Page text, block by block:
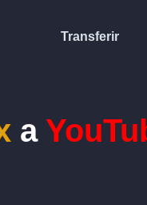
Transferir
a